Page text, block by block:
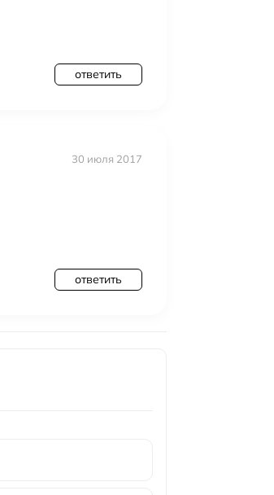
ответить
30 июля 2017
ответить